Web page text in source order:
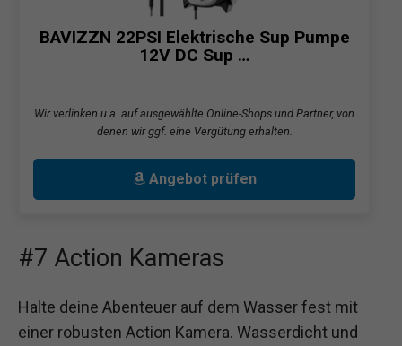
BAVIZZN 22PSI Elektrische Sup Pumpe
12V DC Sup …
Wir verlinken u.a. auf ausgewählte Online-Shops und Partner, von
denen wir ggf. eine Vergütung erhalten.
Angebot prüfen
#7 Action Kameras
Halte deine Abenteuer auf dem Wasser fest mit
einer robusten Action Kamera. Wasserdicht und